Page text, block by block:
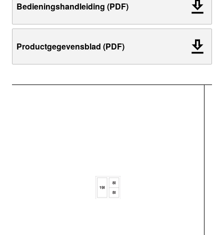
Bedieningshandleiding (PDF)
Productgegevensblad (PDF)